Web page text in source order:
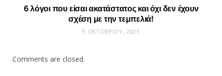
6 λόγοι που είσαι ακατάστατος και όχι δεν έχουν
σχέση με την τεμπελιά!
9 ΟΚΤΩΒΡΊΟΥ, 2025
Comments are closed.